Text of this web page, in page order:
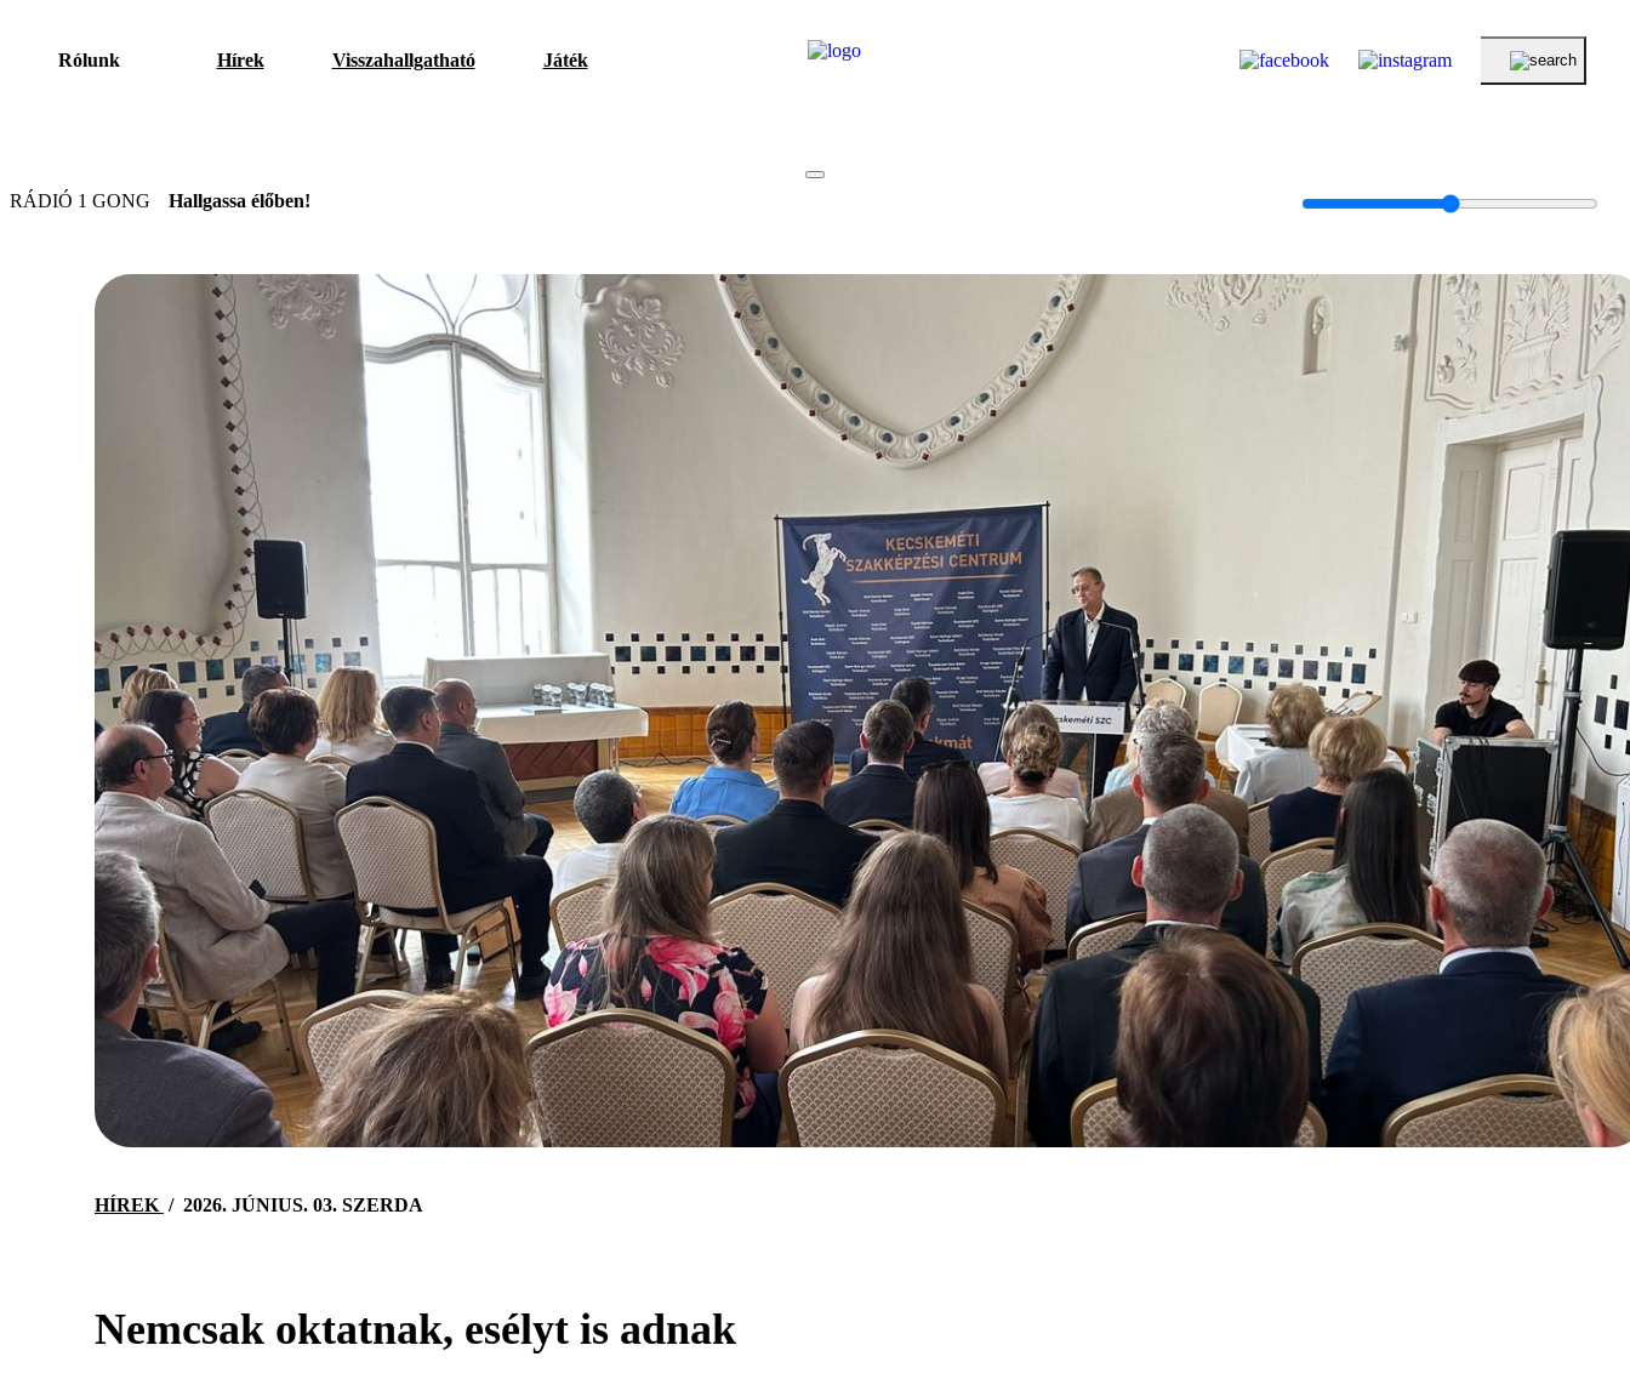
Rólunk Hírek Visszahallgatható Játék
RÁDIÓ 1 GONG Hallgassa élőben!
HÍREK / 2026. JÚNIUS. 03. SZERDA
Nemcsak oktatnak, esélyt is adnak